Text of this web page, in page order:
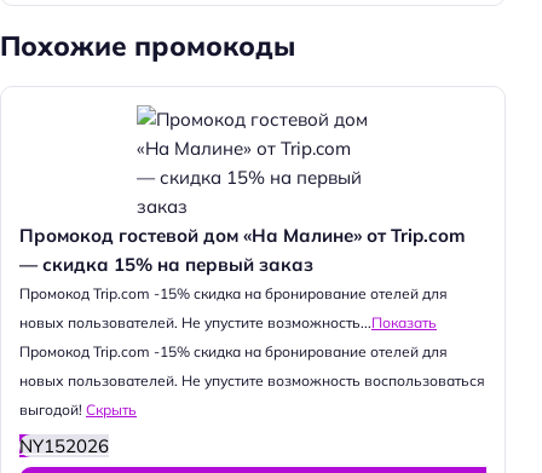
Похожие промокоды
Промокод гостевой дом «На Малине» от Trip.com
— скидка 15% на первый заказ
Промокод Trip.com -15% скидка на бронирование отелей для
новых пользователей. Не упустите возможность...Показать
Промокод Trip.com -15% скидка на бронирование отелей для
новых пользователей. Не упустите возможность воспользоваться
выгодой! Скрыть
NY152026